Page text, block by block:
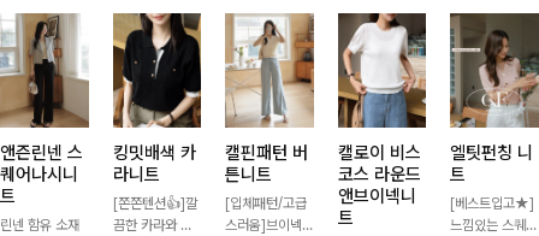
앤즌린넨 스
퀘어나시니
트
린넨 함유 소재
킹밋배색 카
라니트
[쫀쫀텐션👍]깔
끔한 카라와 반
캘핀패턴 버
튼니트
[입체패턴/고급
스러움]브이넥
캘로이 비스
코스 라운드
앤브이넥니
트
엘팃펀칭 니
트
[베스트입고★]
느낌있는 스퀘어